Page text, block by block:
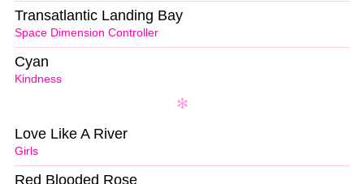
Space Dimension Controller
Transatlantic Landing Bay
Kindness
Cyan
Girls
Love Like A River
Red Blooded Rose